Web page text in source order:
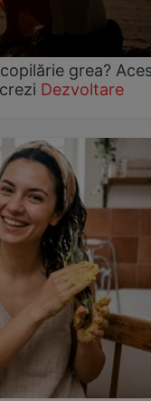
grea?
Dezvoltare